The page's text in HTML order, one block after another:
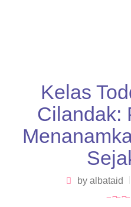
Kelas
Cilandak:
by albataid